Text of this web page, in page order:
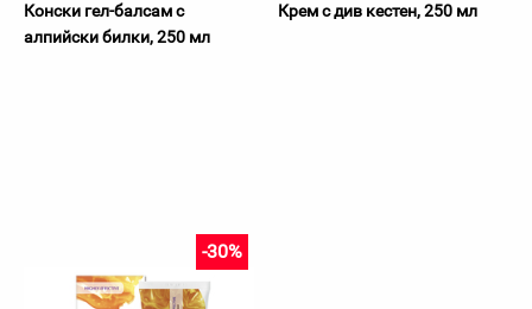
Конски гел-балсам с
алпийски билки, 250 мл
Крем с див кестен, 250 мл
-30%